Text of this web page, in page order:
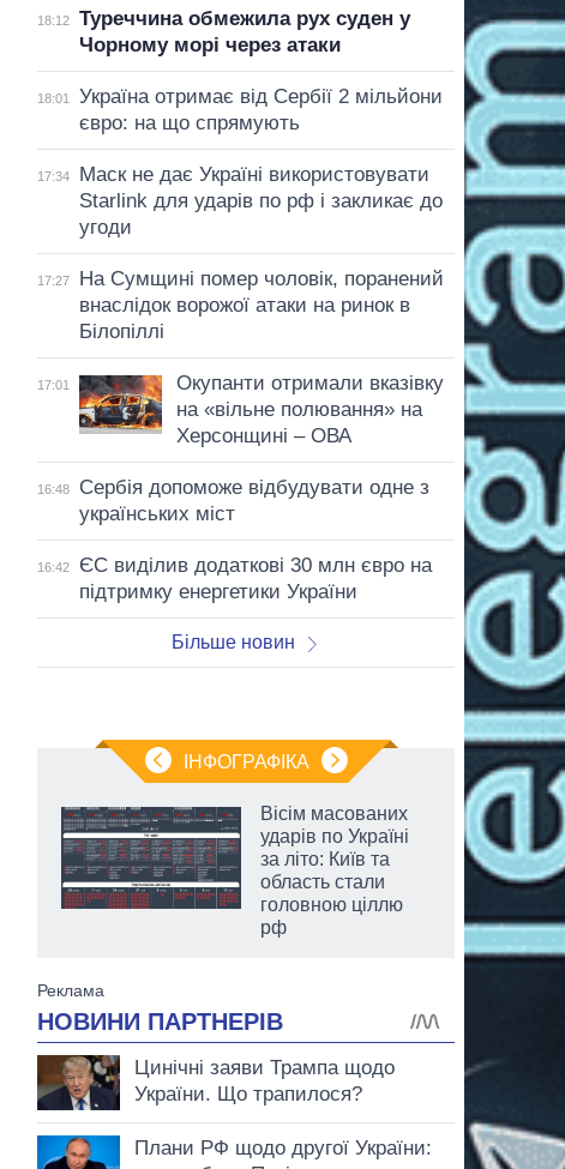
18:12
Туреччина обмежила рух суден у
Чорному морі через атаки
18:01
Україна отримає від Сербії 2 мільйони
євро: на що спрямують
17:34
Маск не дає Україні використовувати
Starlink для ударів по рф і закликає до
угоди
17:27
На Сумщині помер чоловік, поранений
внаслідок ворожої атаки на ринок в
Білопіллі
17:01
Окупанти отримали вказівку
на «вільне полювання» на
Херсонщині – ОВА
16:48
Сербія допоможе відбудувати одне з
українських міст
16:42
ЄС виділив додаткові 30 млн євро на
підтримку енергетики України
Більше новин
ІНФОГРАФІКА
Вісім масованих
ударів по Україні
за літо: Київ та
область стали
головною ціллю
рф